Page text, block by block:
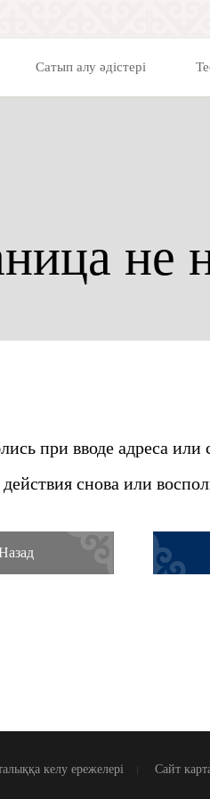
Сатып алу әдістері
не
при вводе адреса или
снова или
келу ережелері Сайт